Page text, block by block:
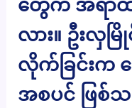
လား။ ဦးလှမ
လိုက်ခြင်းက
အစပင် ဖြ